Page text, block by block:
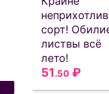
сорт!
листвы всё
лето!
51.50₽